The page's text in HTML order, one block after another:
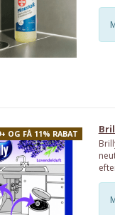
OG FÅ 11% RABAT